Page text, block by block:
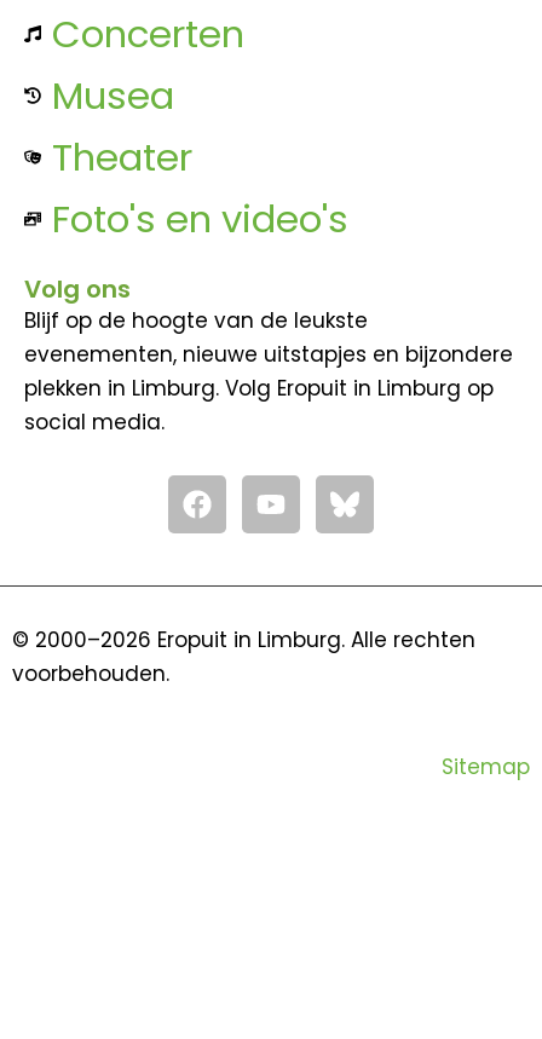
Concerten
Musea
Theater
Foto's en video's
Volg ons
Blijf op de hoogte van de leukste
evenementen, nieuwe uitstapjes en bijzondere
plekken in Limburg. Volg Eropuit in Limburg op
social media.
F
a
c
o
Y
o
u
b
© 2000–2026 Eropuit in Limburg. Alle rechten
voorbehouden.
Sitemap